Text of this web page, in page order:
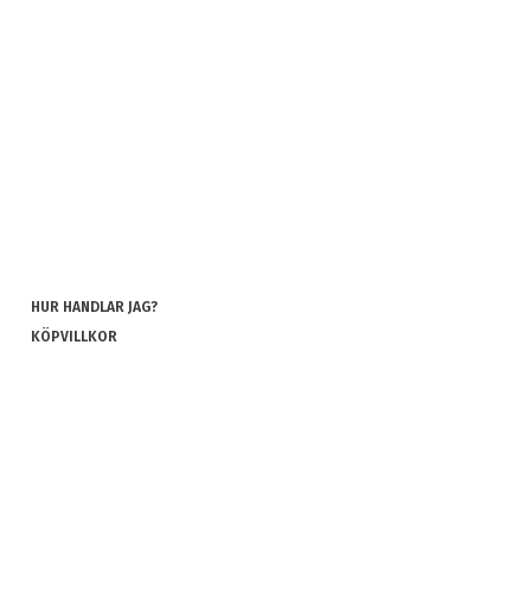
HUR HANDLAR JAG?
KÖPVILLKOR